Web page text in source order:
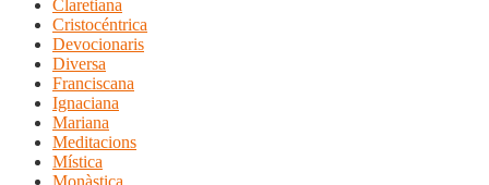
Claretiana
Cristocéntrica
Devocionaris
Diversa
Franciscana
Ignaciana
Mariana
Meditacions
Mística
Monàstica